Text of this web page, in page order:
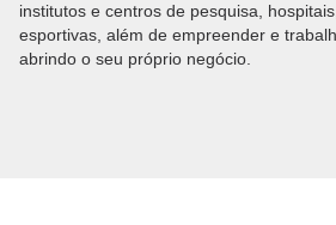
institutos e centros de pesquisa,
esportivas, além de empreender e
abrindo o seu próprio negócio.